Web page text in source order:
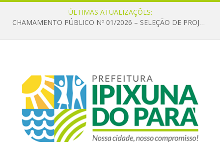
ÚLTIMAS ATUALIZAÇÕES:
CHAMAMENTO PÚBLICO Nº 01/2026 – SELEÇÃO DE PROJETOS PARA FIRMAR TERMO DE EXECUÇÃO CULTURAL COM RECURSOS DA POLÍTICA NACIONAL ALDIR BLANC DE FOMENTO À CULTURA – PNAB (LEI Nº 14.399/2022)